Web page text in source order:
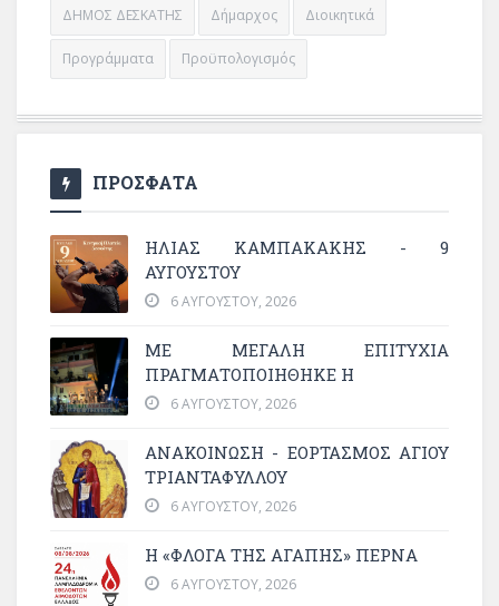
ΔΗΜΟΣ ΔΕΣΚΑΤΗΣ Δήμαρχος Διοικητικά
Προγράμματα Προϋπολογισμός
ΠΡΟΣΦΑΤΑ
ΗΛΙΑΣ ΚΑΜΠΑΚΑΚΗΣ - 9
ΑΥΓΟΥΣΤΟΥ
6 ΑΥΓΟΎΣΤΟΥ, 2026
ΜΕ ΜΕΓΆΛΗ ΕΠΙΤΥΧΊΑ
ΠΡΑΓΜΑΤΟΠΟΙΉΘΗΚΕ Η
6 ΑΥΓΟΎΣΤΟΥ, 2026
ΑΝΑΚΟΙΝΩΣΗ - ΕΟΡΤΑΣΜΟΣ ΑΓΙΟΥ
ΤΡΙΑΝΤΑΦΥΛΛΟΥ
6 ΑΥΓΟΎΣΤΟΥ, 2026
Η «ΦΛΌΓΑ ΤΗΣ ΑΓΆΠΗΣ» ΠΕΡΝΆ
6 ΑΥΓΟΎΣΤΟΥ, 2026